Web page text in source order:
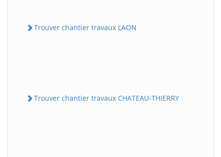
Trouver chantier travaux LAON
Trouver chantier travaux CHATEAU-THIERRY